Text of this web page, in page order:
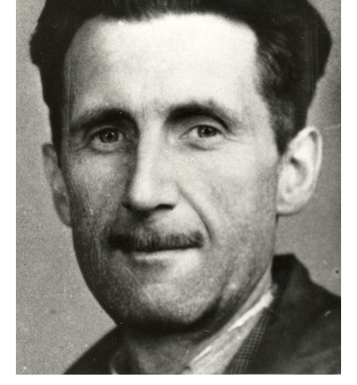
un craniu de
dinozaur Mongoliei
Mulţi soldaţi
canadieni sunt
stresaţi psihologic
Timna Park şi
Minele regelui
Solomon
Salvat de la înec de
fiinţe verzi
Fenomen straniu pe
cerul Spaniei
Structurile